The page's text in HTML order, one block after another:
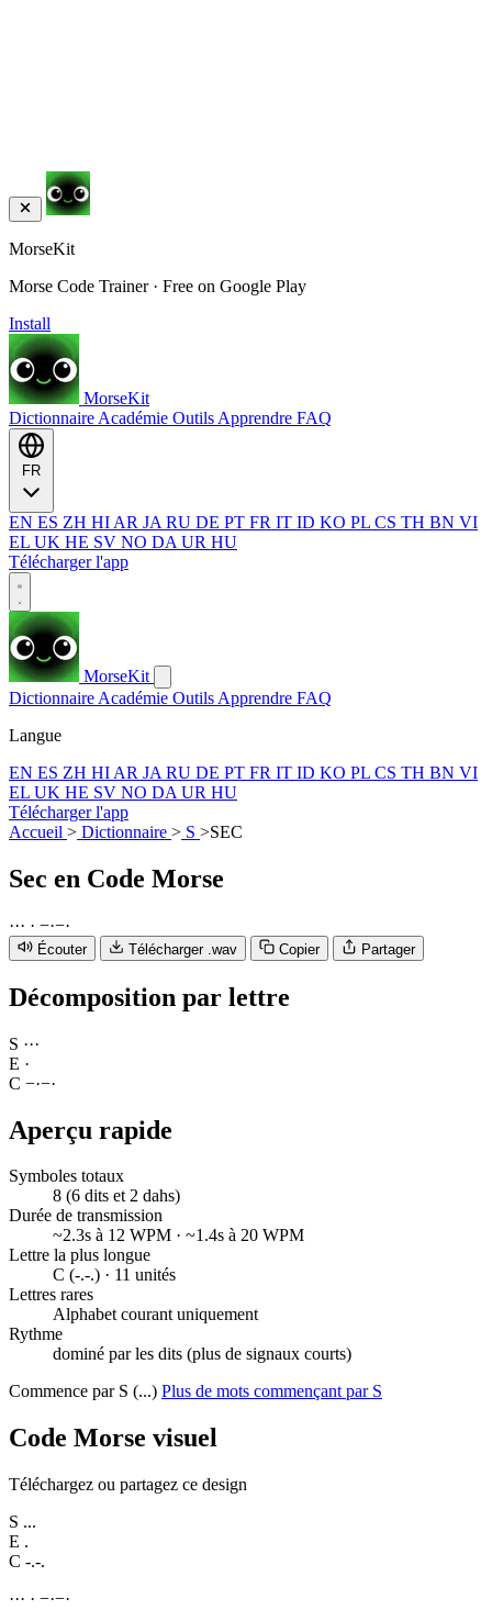
MorseKit
Morse Code Trainer · Free on Google Play
Install
MorseKit
Dictionnaire Académie Outils Apprendre FAQ
EN ES ZH HI AR JA RU DE PT FR IT ID KO PL CS TH BN VI
EL UK HE SV NO DA UR HU
Télécharger l'app
MorseKit
Dictionnaire Académie Outils Apprendre FAQ
Langue
EN ES ZH HI AR JA RU DE PT FR IT ID KO PL CS TH BN VI
EL UK HE SV NO DA UR HU
Télécharger l'app
Accueil > Dictionnaire > S >SEC
Sec en Code Morse
··· · −·−·
Écouter Télécharger .wav Copier Partager
Décomposition par lettre
S ···
E ·
C −·−·
Aperçu rapide
Symboles totaux
8 (6 dits et 2 dahs)
Durée de transmission
~2.3s à 12 WPM · ~1.4s à 20 WPM
Lettre la plus longue
C (-.-.) · 11 unités
Lettres rares
Alphabet courant uniquement
Rythme
dominé par les dits (plus de signaux courts)
Commence par S (...) Plus de mots commençant par S
Code Morse visuel
Téléchargez ou partagez ce design
S ...
E .
C -.-.
··· · −·−·